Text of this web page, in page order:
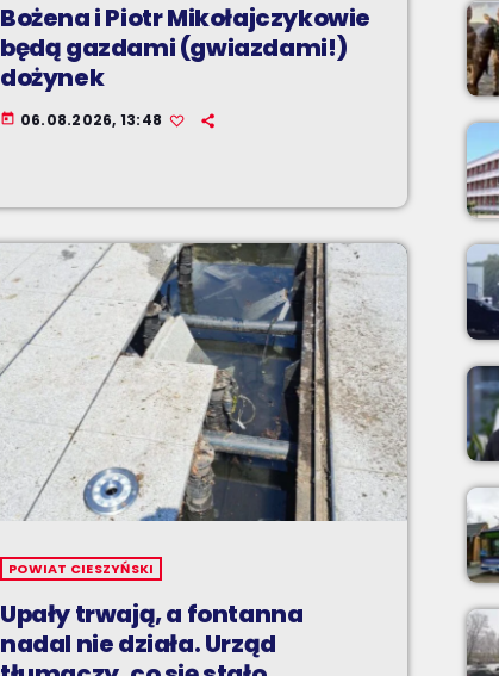
Bożena i Piotr Mikołajczykowie
będą gazdami (gwiazdami!)
dożynek
today 06.08.2026, 13:48
POWIAT CIESZYŃSKI
Upały trwają, a fontanna
nadal nie działa. Urząd